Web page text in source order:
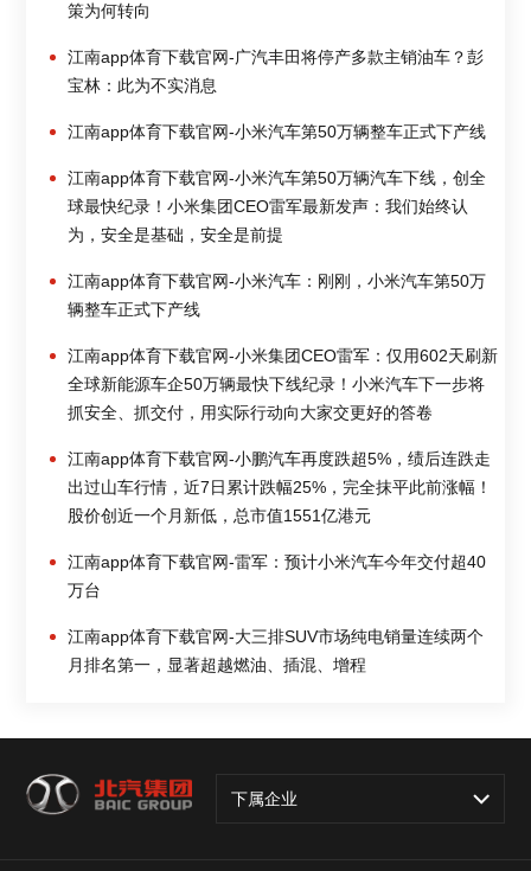
策为何转向
江南app体育下载官网-广汽丰田将停产多款主销油车？彭
宝林：此为不实消息
江南app体育下载官网-小米汽车第50万辆整车正式下产线
江南app体育下载官网-小米汽车第50万辆汽车下线，创全
球最快纪录！小米集团CEO雷军最新发声：我们始终认
为，安全是基础，安全是前提
江南app体育下载官网-小米汽车：刚刚，小米汽车第50万
辆整车正式下产线
江南app体育下载官网-小米集团CEO雷军：仅用602天刷新
全球新能源车企50万辆最快下线纪录！小米汽车下一步将
抓安全、抓交付，用实际行动向大家交更好的答卷
江南app体育下载官网-小鹏汽车再度跌超5%，绩后连跌走
出过山车行情，近7日累计跌幅25%，完全抹平此前涨幅！
股价创近一个月新低，总市值1551亿港元
江南app体育下载官网-雷军：预计小米汽车今年交付超40
万台
江南app体育下载官网-大三排SUV市场纯电销量连续两个
月排名第一，显著超越燃油、插混、增程
下属企业